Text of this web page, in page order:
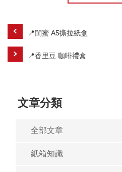
📍閨蜜 A5撕拉紙盒
📍香里豆 咖啡禮盒
文章分類
全部文章
紙箱知識